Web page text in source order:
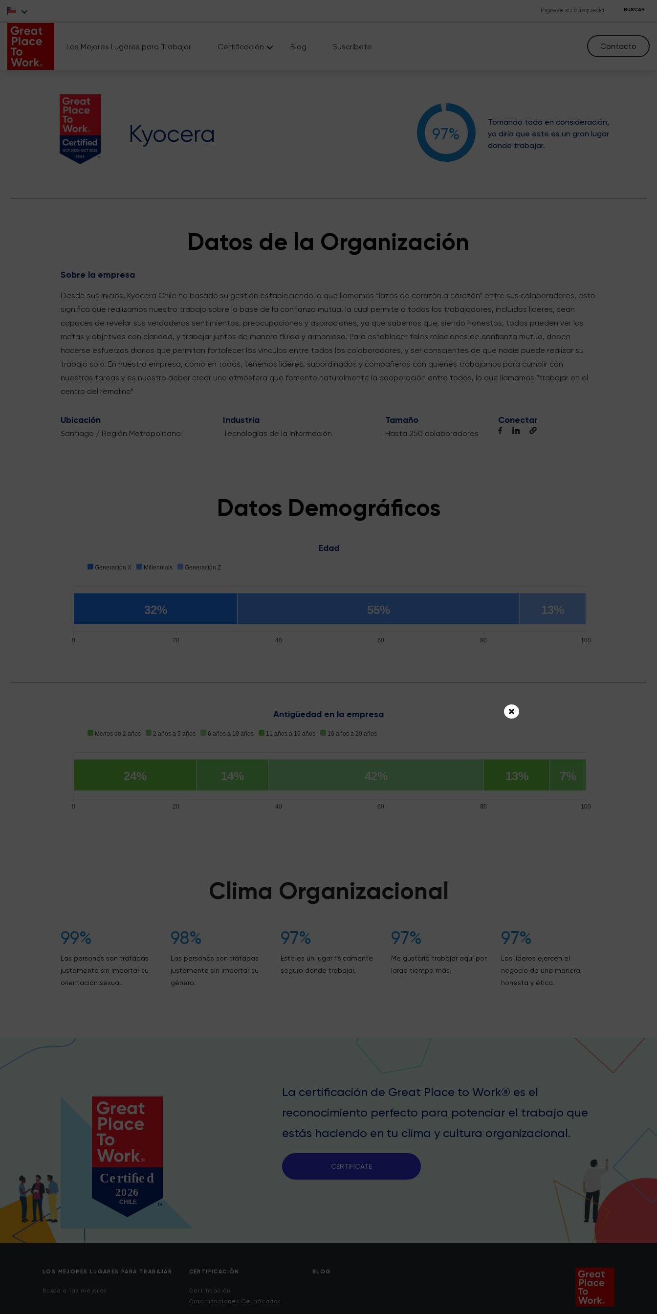
BUSCAR
Los Mejores Lugares para Trabajar Certificación Blog Suscríbete Contacto
Kyocera 97%
Tomando todo en consideración,
yo diría que este es un gran lugar
donde trabajar.
Datos de la Organización
Sobre la empresa
Desde sus inicios, Kyocera Chile ha basado su gestión estableciendo lo que llamamos “lazos de corazón a corazón” entre sus colaboradores, esto
significa que realizamos nuestro trabajo sobre la base de la confianza mutua, la cual permite a todos los trabajadores, incluidos lideres, sean
capaces de revelar sus verdaderos sentimientos, preocupaciones y aspiraciones, ya que sabemos que, siendo honestos, todos pueden ver las
metas y objetivos con claridad, y trabajar juntos de manera fluida y armoniosa. Para establecer tales relaciones de confianza mutua, deben
hacerse esfuerzos diarios que permitan fortalecer los vínculos entre todos los colaboradores, y ser conscientes de que nadie puede realizar su
trabajo solo. En nuestra empresa, como en todas, tenemos lideres, subordinados y compañeros con quienes trabajamos para cumplir con
nuestras tareas y es nuestro deber crear una atmósfera que fomente naturalmente la cooperación entre todos, lo que llamamos “trabajar en el
centro del remolino”
Ubicación
Santiago / Región Metropolitana
Industria
Tecnologías de la Información
Tamaño
Hasta 250 colaboradores
Conectar
Datos Demográficos
Edad
Generación X Millennials Generación Z
100
80
60
40
20
0
55%
32% 13%
Antigüedad en la empresa
Menos de 2 años 2 años a 5 años 6 años a 10 años 11 años a 15 años 16 años a 20 años
100
80
60
40
20
0
14% 13%
24% 7%
42%
Clima Organizacional
99%
Las personas son tratadas
justamente sin importar su
orientación sexual.
98%
Las personas son tratadas
justamente sin importar su
género.
97%
Este es un lugar físicamente
seguro donde trabajar.
97%
Me gustaría trabajar aquí por
largo tiempo más.
97%
Los líderes ejercen el
negocio de una manera
honesta y ética.
La certificación de Great Place to Work® es el
reconocimiento perfecto para potenciar el trabajo que
estás haciendo en tu clima y cultura organizacional.
CERTIFÍCATE
LOS MEJORES LUGARES PARA TRABAJAR
Busca a las mejores
CERTIFICACIÓN
Certificación
Organizaciones Certificadas
BLOG